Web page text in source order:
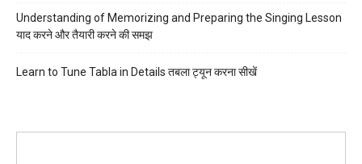
Understanding of Memorizing and Preparing the Singing Lesson
याद करने और तैयारी करने की समझ
Learn to Tune Tabla in Details तबला ट्यून करना सीखें